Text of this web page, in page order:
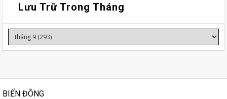
Lưu Trữ Trong Tháng
BIỂN ĐÔNG